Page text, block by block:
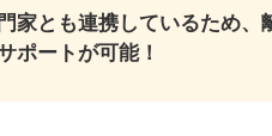
家とも連携しているため
ポートが可能！